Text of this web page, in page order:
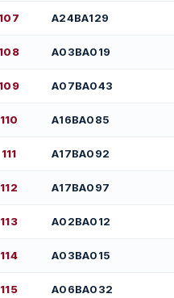
107 А24ВА129
108 А03ВА019
109 А07ВА043
110 А16ВА085
111 А17ВА092
112 А17ВА097
113 А02ВА012
114 А03ВА015
115 А06ВА032